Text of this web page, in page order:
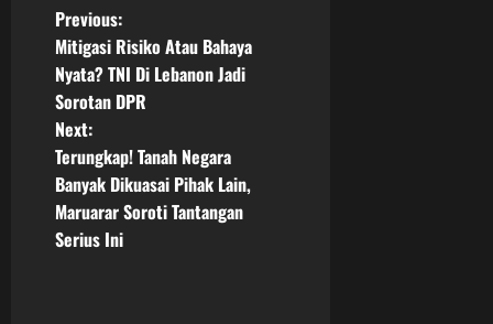
P
o
s
t
n
a
Previous:
Mitigasi Risiko Atau Bahaya
Nyata? TNI Di Lebanon Jadi
Sorotan DPR
Next:
Terungkap! Tanah Negara
Banyak Dikuasai Pihak Lain,
Maruarar Soroti Tantangan
Serius Ini